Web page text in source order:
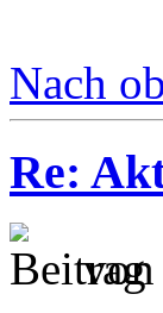
Nach
Re:
von